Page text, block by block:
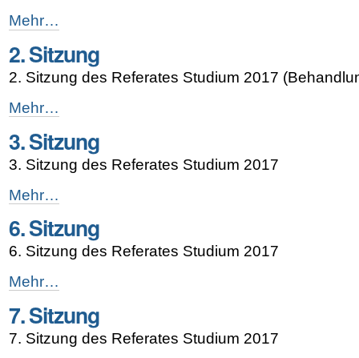
1.
Sitzung
-
Mehr…
2. Sitzung
2. Sitzung des Referates Studium 2017
2.
Sitzung
-
Mehr…
3. Sitzung
3. Sitzung des Referates Studium 2017
3.
Sitzung
-
Mehr…
6. Sitzung
6. Sitzung des Referates Studium 2017
6.
Sitzung
-
Mehr…
7. Sitzung
7. Sitzung des Referates Studium 2017